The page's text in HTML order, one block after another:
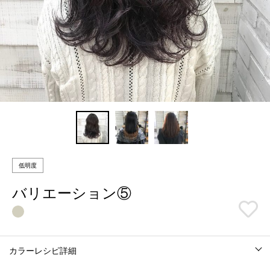
低明度
バリエーション⑤
カラーレシピ詳細